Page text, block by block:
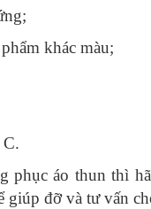
khác màu;
áo thun thì
đỡ và tư vấn